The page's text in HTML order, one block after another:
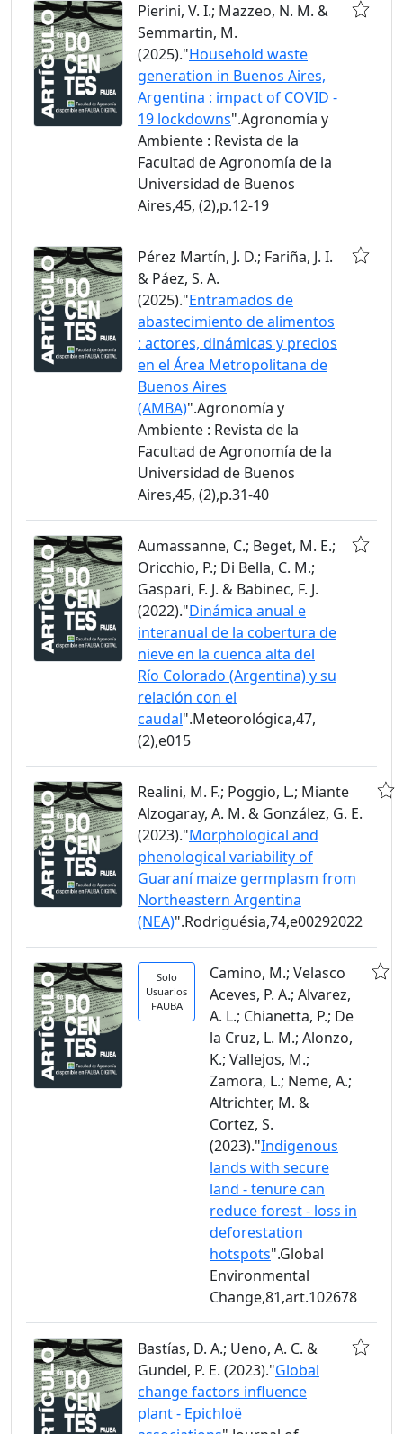
Pierini, V. I.; Mazzeo, N. M. &
Semmartin, M.
(2025)."Household waste
generation in Buenos Aires,
Argentina : impact of COVID -
19 lockdowns".Agronomía y
Ambiente : Revista de la
Facultad de Agronomía de la
Universidad de Buenos
Aires,45, (2),p.12-19
Pérez Martín, J. D.; Fariña, J. I.
& Páez, S. A.
(2025)."Entramados de
abastecimiento de alimentos
: actores, dinámicas y precios
en el Área Metropolitana de
Buenos Aires
(AMBA)".Agronomía y
Ambiente : Revista de la
Facultad de Agronomía de la
Universidad de Buenos
Aires,45, (2),p.31-40
Aumassanne, C.; Beget, M. E.;
Oricchio, P.; Di Bella, C. M.;
Gaspari, F. J. & Babinec, F. J.
(2022)."Dinámica anual e
interanual de la cobertura de
nieve en la cuenca alta del
Río Colorado (Argentina) y su
relación con el
caudal".Meteorológica,47,
(2),e015
Realini, M. F.; Poggio, L.; Miante
Alzogaray, A. M. & González, G. E.
(2023)."Morphological and
phenological variability of
Guaraní maize germplasm from
Northeastern Argentina
(NEA)".Rodriguésia,74,e00292022
Solo
Usuarios
FAUBA
Camino, M.; Velasco
Aceves, P. A.; Alvarez,
A. L.; Chianetta, P.; De
la Cruz, L. M.; Alonzo,
K.; Vallejos, M.;
Zamora, L.; Neme, A.;
Altrichter, M. &
Cortez, S.
(2023)."Indigenous
lands with secure
land - tenure can
reduce forest - loss in
deforestation
hotspots".Global
Environmental
Change,81,art.102678
Bastías, D. A.; Ueno, A. C. &
Gundel, P. E. (2023)."Global
change factors influence
plant - Epichloë